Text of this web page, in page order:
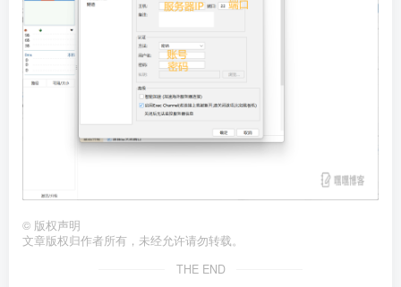
© 版权声明
文章版权归作者所有，未经允许请勿转载。
THE END